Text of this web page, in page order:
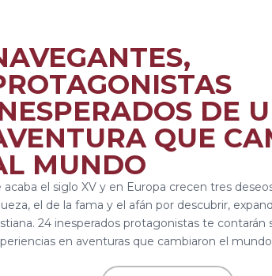
DE
QUE
MUNDO
acaba el siglo XV y en Europa crecen tres
el de la fama y el afán por descubrir,
24 inesperados protagonistas te contarán
en aventuras que cambiaron el